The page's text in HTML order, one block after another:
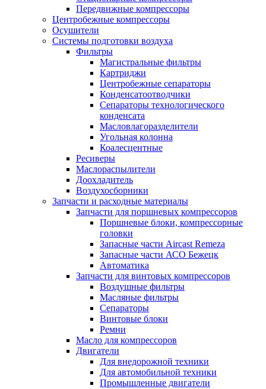
Передвижные компрессоры
Центробежные компрессоры
Осушители
Системы подготовки воздуха
Фильтры
Магистральные фильтры
Картриджи
Центробежные сепараторы
Конденсатоотводчики
Сепараторы технологического
конденсата
Масловлагоразделители
Угольная колонна
Коалесцентные
Ресиверы
Маслораспылители
Доохладитель
Воздухосборники
Запчасти и расходные материалы
Запчасти для поршневых компрессоров
Поршневые блоки, компрессорные
головки
Запасные части Aircast Remeza
Запасные части АСО Бежецк
Автоматика
Запчасти для винтовых компрессоров
Воздушные фильтры
Масляные фильтры
Сепараторы
Винтовые блоки
Ремни
Масло для компрессоров
Двигатели
Для внедорожной техники
Для автомобильной техники
Промышленные двигатели